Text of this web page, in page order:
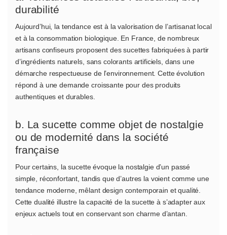
durabilité
Aujourd’hui, la tendance est à la valorisation de l’artisanat local
et à la consommation biologique. En France, de nombreux
artisans confiseurs proposent des sucettes fabriquées à partir
d’ingrédients naturels, sans colorants artificiels, dans une
démarche respectueuse de l’environnement. Cette évolution
répond à une demande croissante pour des produits
authentiques et durables.
b. La sucette comme objet de nostalgie
ou de modernité dans la société
française
Pour certains, la sucette évoque la nostalgie d’un passé
simple, réconfortant, tandis que d’autres la voient comme une
tendance moderne, mêlant design contemporain et qualité.
Cette dualité illustre la capacité de la sucette à s’adapter aux
enjeux actuels tout en conservant son charme d’antan.